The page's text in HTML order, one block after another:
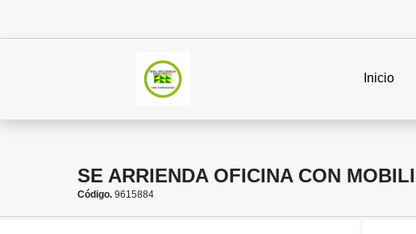
Inicio
SE ARRIENDA OFICINA CON
Código. 9615884